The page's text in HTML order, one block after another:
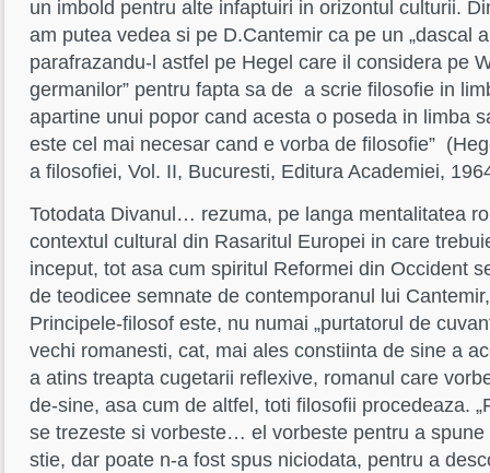
un imbold pentru alte infaptuiri in orizontul culturii.
am putea vedea si pe D.Cantemir ca pe un „dascal
parafrazandu-l astfel pe Hegel care il considera pe
germanilor” pentru fapta sa de a scrie filosofie in
apartine unui popor cand acesta o poseda in limba
este cel mai necesar cand e vorba de filosofie”
a filosofiei, Vol. II, Bucuresti, Editura Academiei,
Totodata Divanul… rezuma, pe langa mentalitatea
contextul cultural din Rasaritul Europei in care
inceput, tot asa cum spiritul Reformei din Occident
de teodicee semnate de contemporanul lui
Principele-filosof este, nu numai „purtatorul de
vechi romanesti, cat, mai ales constiinta de sine a
a atins treapta cugetarii reflexive, romanul care
de-sine, asa cum de altfel, toti filosofii procedeaza.
se trezeste si vorbeste… el vorbeste pentru a spune
stie, dar poate n-a fost spus niciodata, pentru a